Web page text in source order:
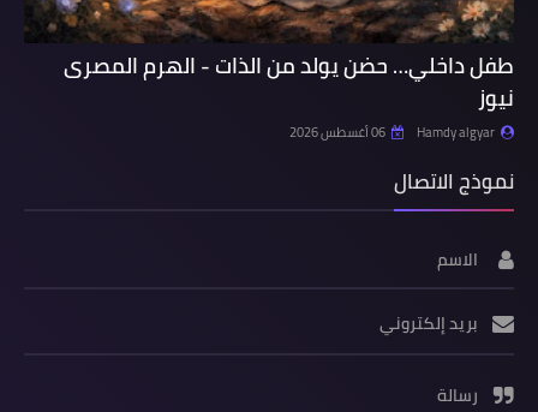
طفل داخلي… حضن يولد من الذات - الهرم المصرى
نيوز
Hamdy algyar 06 أغسطس 2026
نموذج الاتصال
الاسم
بريد إلكتروني
رسالة